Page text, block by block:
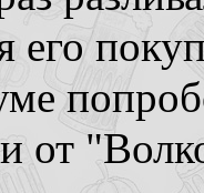
его
от